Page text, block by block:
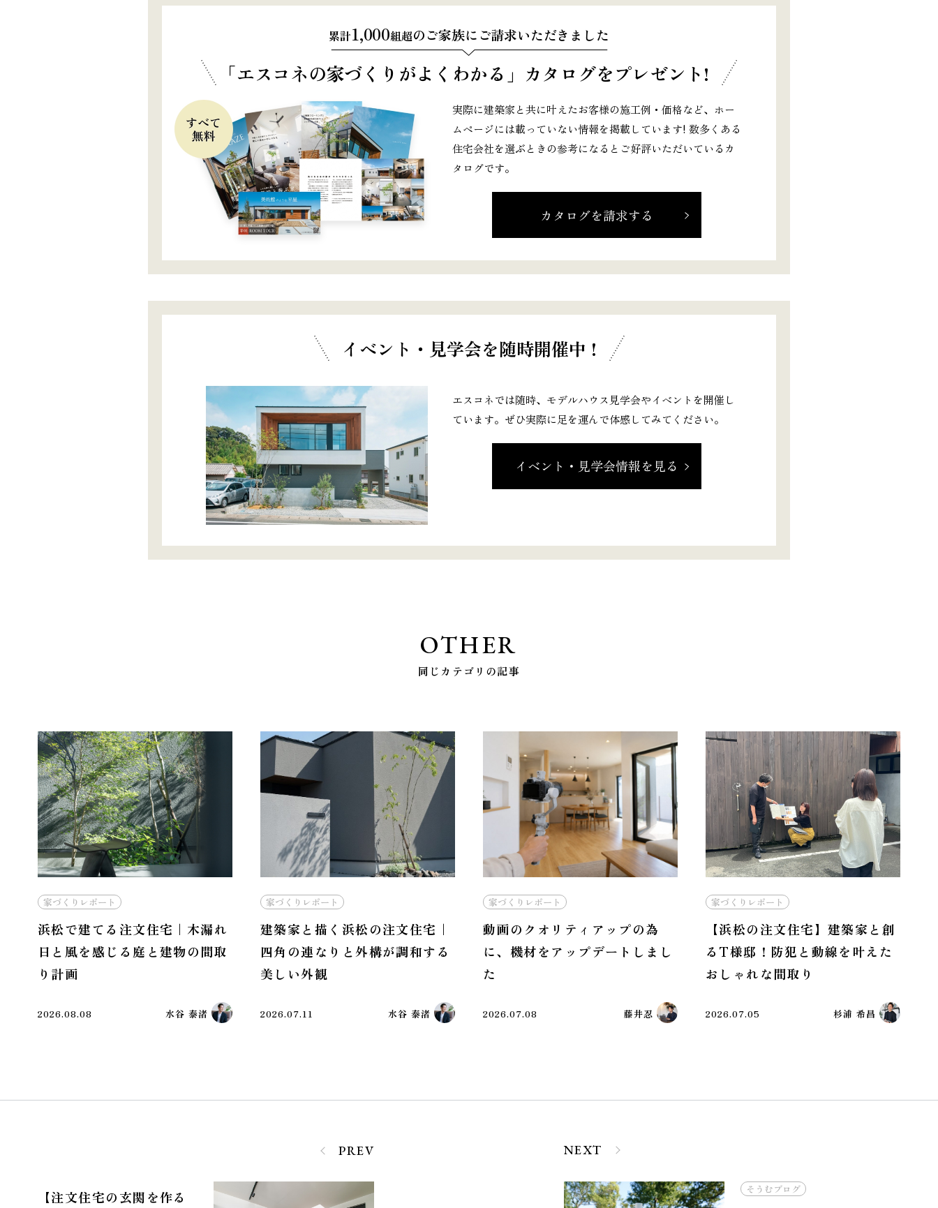
累計1,000組超のご家族にご請求いただきました
「エスコネの家づくりがよくわかる」 カタログをプレゼント!
実際に建築家と共に叶えたお客様の施工例・価格など、ホー
ムページには載っていない情報を掲載しています! 数多くある
住宅会社を選ぶときの参考になるとご好評いただいているカ
タログです。
カタログを請求する
イベント・見学会を随時開催中 !
エスコネでは随時、モデルハウス見学会やイベントを開催し
ています。ぜひ実際に足を運んで体感してみてください。
イベント・見学会情報を見る
OTHER
同じカテゴリの記事
家づくりレポート
浜松で建てる注文住宅｜木漏れ
日と風を感じる庭と建物の間取
り計画
2026.08.08 水谷 泰渚
家づくりレポート
建築家と描く浜松の注文住宅｜
四角の連なりと外構が調和する
美しい外観
2026.07.11 水谷 泰渚
家づくりレポート
動画のクオリティアップの為
に、機材をアップデートしまし
た
2026.07.08 藤井忍
家づくりレポート
【浜松の注文住宅】建築家と創
るT様邸！防犯と動線を叶えた
おしゃれな間取り
2026.07.05 杉浦 希昌
PREV
【注文住宅の玄関を作る
NEXT
そうむブログ